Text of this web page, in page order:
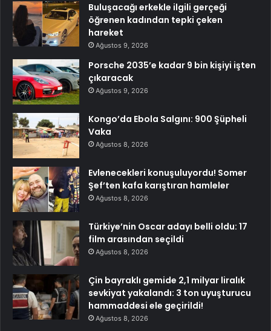
Buluşacağı erkekle ilgili gerçeği
öğrenen kadından tepki çeken
hareket
Ağustos 9, 2026
Porsche 2035’e kadar 9 bin kişiyi işten
çıkaracak
Ağustos 9, 2026
Kongo’da Ebola Salgını: 900 Şüpheli
Vaka
Ağustos 8, 2026
Evlenecekleri konuşuluyordu! Somer
Şef’ten kafa karıştıran hamleler
Ağustos 8, 2026
Türkiye’nin Oscar adayı belli oldu: 17
film arasından seçildi
Ağustos 8, 2026
Çin bayraklı gemide 2,1 milyar liralık
sevkiyat yakalandı: 3 ton uyuşturucu
hammaddesi ele geçirildi!
Ağustos 8, 2026